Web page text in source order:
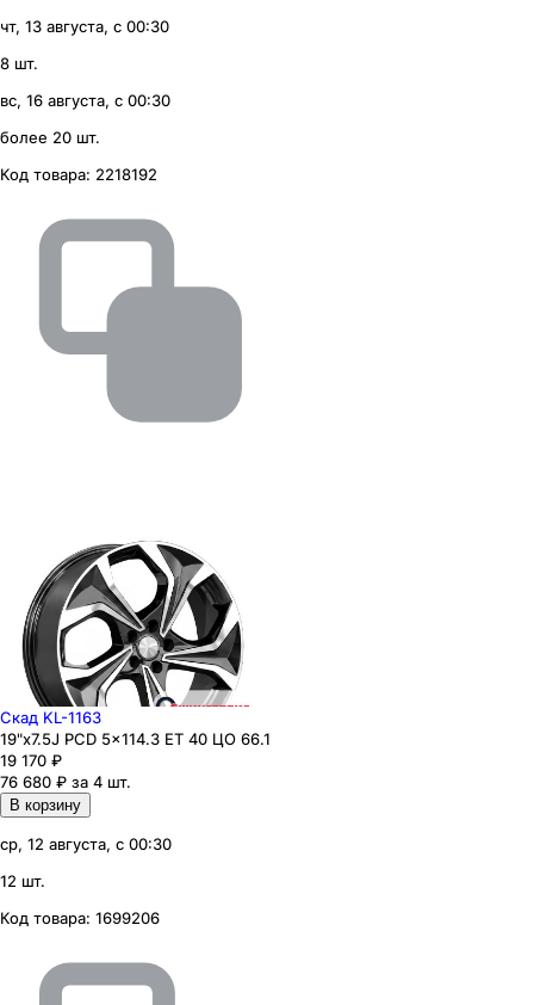
чт, 13 августа, с 00:30
8 шт.
вс, 16 августа, с 00:30
более 20 шт.
Код товара: 2218192
Скад KL-1163
19"x7.5J PCD 5x114.3 ЕТ 40 ЦО 66.1
19 170 ₽
76 680 ₽ за 4 шт.
В корзину
ср, 12 августа, с 00:30
12 шт.
Код товара: 1699206